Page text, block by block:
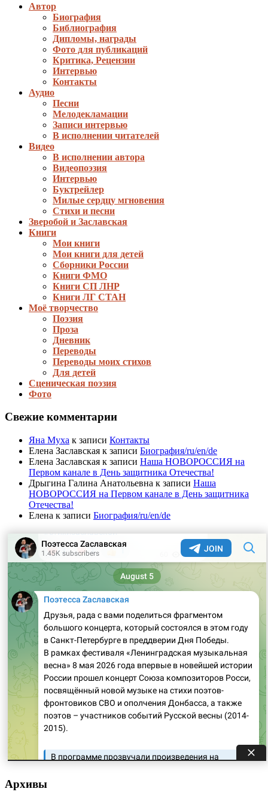
Автор
Биография
Библиография
Дипломы, награды
Фото для публикаций
Критика, Рецензии
Интервью
Контакты
Аудио
Песни
Мелодекламации
Записи интервью
В исполнении читателей
Видео
В исполнении автора
Видеопоэзия
Интервью
Буктрейлер
Милые сердцу мгновения
Стихи и песни
Зверобой и Заславская
Книги
Мои книги
Мои книги для детей
Сборники России
Книги ФМО
Книги СП ЛНР
Книги ЛГ СТАН
Моё творчество
Поэзия
Проза
Дневник
Переводы
Переводы моих стихов
Для детей
Сценическая поэзия
Фото
Свежие комментарии
Яна Муха к записи Контакты
Елена Заславская к записи Биография/ru/en/de
Елена Заславская к записи Наша НОВОРОССИЯ на
Первом канале в День защитника Отечества!
Дрыгина Галина Анатольевна к записи Наша
НОВОРОССИЯ на Первом канале в День защитника
Отечества!
Елена к записи Биография/ru/en/de
Архивы